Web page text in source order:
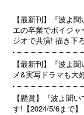
【最新刊】『波よ
エの卒業でボイジ
ジオで共演! 描き下
【最新刊】『波よ
メ&実写ドラマも大
【懸賞】『波よ聞
す!【2024/5/6まで】